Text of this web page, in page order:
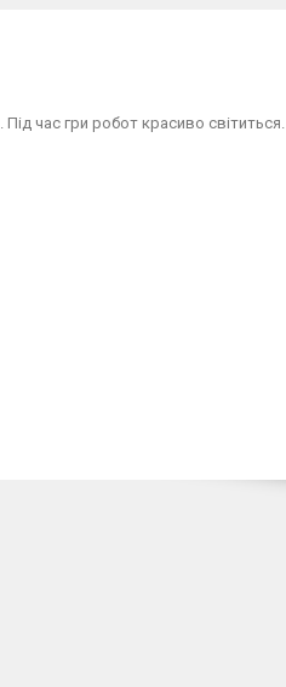
час гри робот красиво світиться.